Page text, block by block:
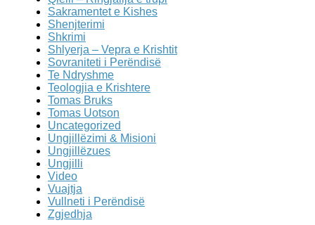
Sakramentet e Kishes
Shenjterimi
Shkrimi
Shlyerja – Vepra e Krishtit
Sovraniteti i Perëndisë
Te Ndryshme
Teologjia e Krishtere
Tomas Bruks
Tomas Uotson
Uncategorized
Ungjillëzimi & Misioni
Ungjillëzues
Ungjilli
Video
Vuajtja
Vullneti i Perëndisë
Zgjedhja